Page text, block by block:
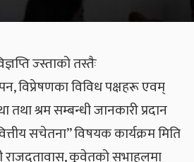
ज्स्ताको तस्तैः
विप्रेषणका विविध पक्षहरू एवम्
तथा श्रम सम्बन्धी जानकारी प्रदान
सचेतना” विषयक कार्यक्रम मिति
राजदूतावास, कुवेतको सभाहलमा